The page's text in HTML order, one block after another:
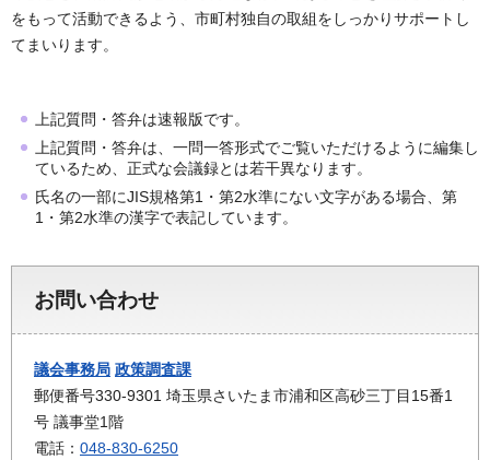
をもって活動できるよう、市町村独自の取組をしっかりサポートし
てまいります。
上記質問・答弁は速報版です。
上記質問・答弁は、一問一答形式でご覧いただけるように編集し
ているため、正式な会議録とは若干異なります。
氏名の一部にJIS規格第1・第2水準にない文字がある場合、第
1・第2水準の漢字で表記しています。
お問い合わせ
議会事務局 政策調査課
郵便番号330-9301 埼玉県さいたま市浦和区高砂三丁目15番1
号 議事堂1階
電話： 048-830-6250